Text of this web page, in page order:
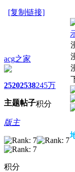
[复制链接]
acg之家
2520
主题
2538
帖子
245万
积分
版主
积分